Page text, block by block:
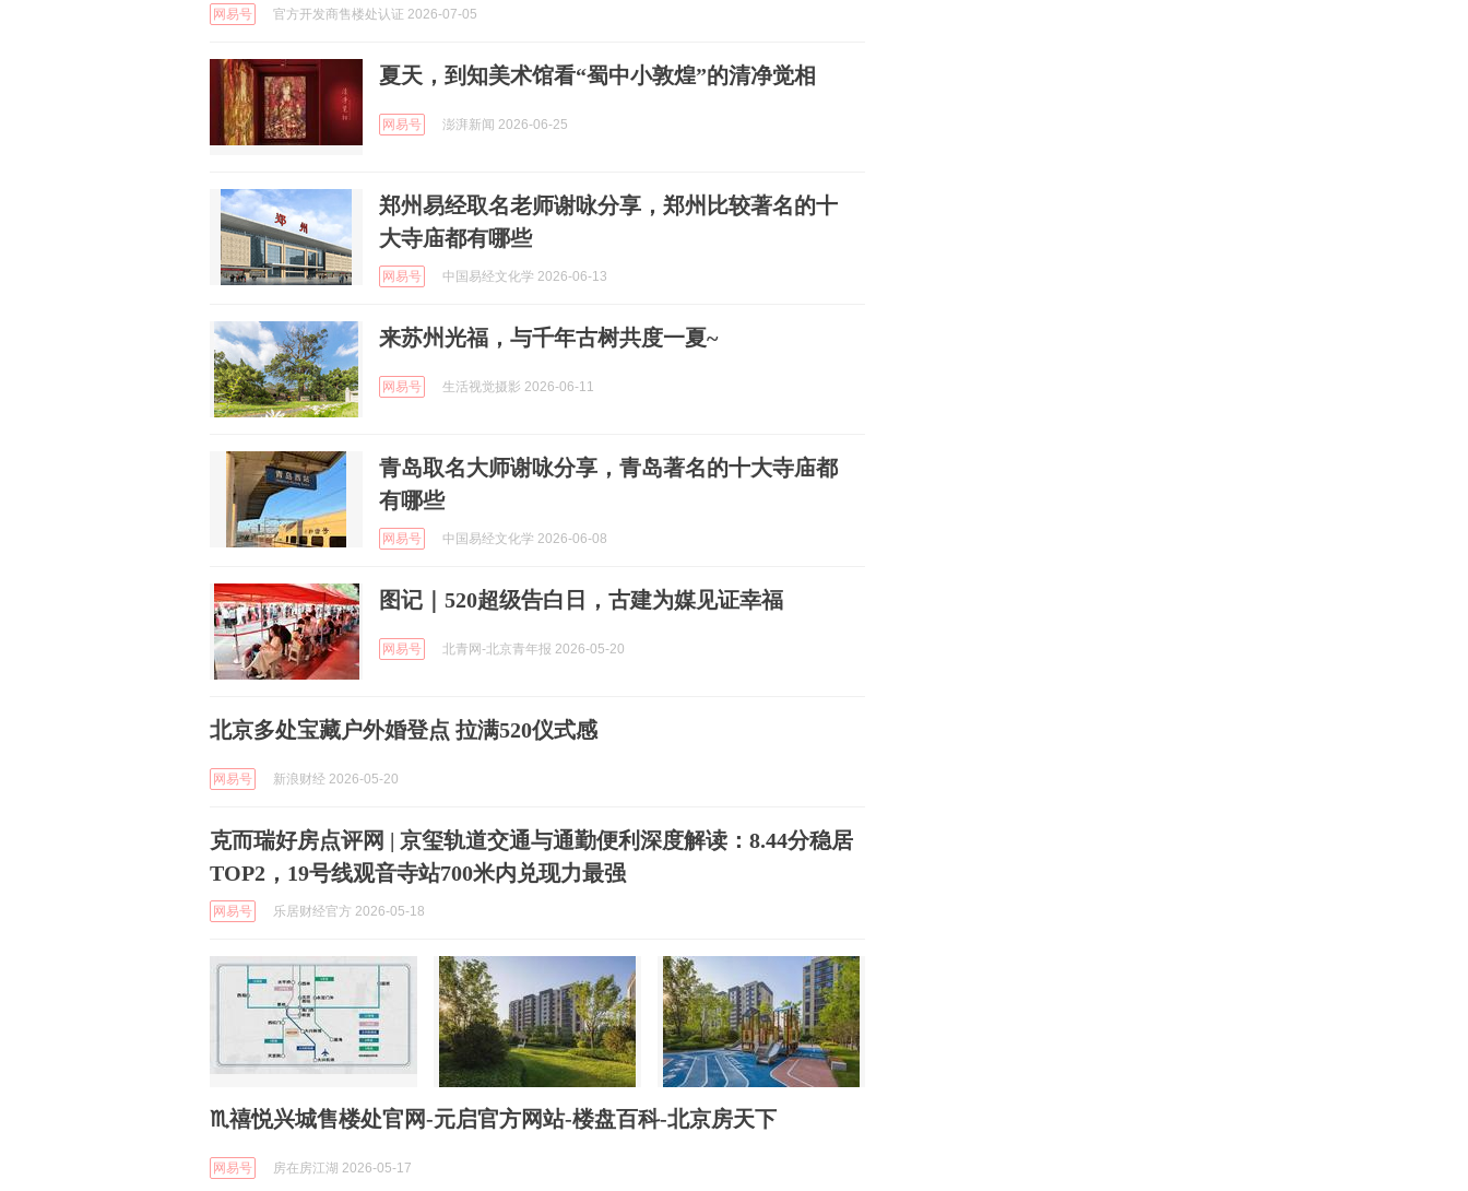
网易号 官方开发商售楼处认证 2026-07-05
夏天，到知美术馆看“蜀中小敦煌”的清净觉相
网易号 澎湃新闻 2026-06-25
郑州易经取名老师谢咏分享，郑州比较著名的十
大寺庙都有哪些
网易号 中国易经文化学 2026-06-13
来苏州光福，与千年古树共度一夏~
网易号 生活视觉摄影 2026-06-11
青岛取名大师谢咏分享，青岛著名的十大寺庙都
有哪些
网易号 中国易经文化学 2026-06-08
图记｜520超级告白日，古建为媒见证幸福
网易号 北青网-北京青年报 2026-05-20
北京多处宝藏户外婚登点 拉满520仪式感
网易号 新浪财经 2026-05-20
克而瑞好房点评网 | 京玺轨道交通与通勤便利深度解读：8.44分稳居
TOP2，19号线观音寺站700米内兑现力最强
网易号 乐居财经官方 2026-05-18
♏️禧悦兴城售楼处官网-元启官方网站-楼盘百科-北京房天下
网易号 房在房江湖 2026-05-17